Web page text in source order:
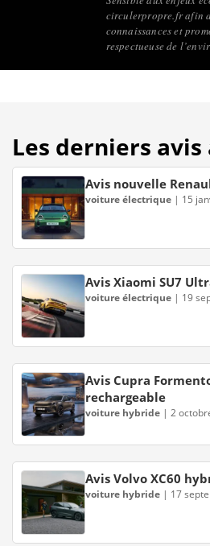
circulerpropre.fr afin
connaissances et
respectueuse de
Les derniers
Avis nouvelle
voiture électrique | 15
Avis Xiaomi SU7
voiture électrique | 19
Avis Cupra
rechargeable
voiture hybride | 2
Avis Volvo XC60
voiture hybride | 17